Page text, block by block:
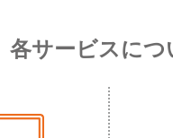
各サービスにつ